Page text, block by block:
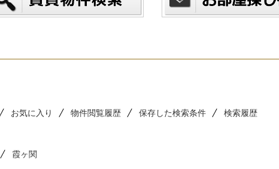
お気に入り 物件閲覧履歴 保存した検索条件 検索履歴
霞ヶ関